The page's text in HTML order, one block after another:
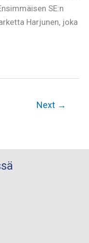
SE:n
Harjunen, joka
Next →